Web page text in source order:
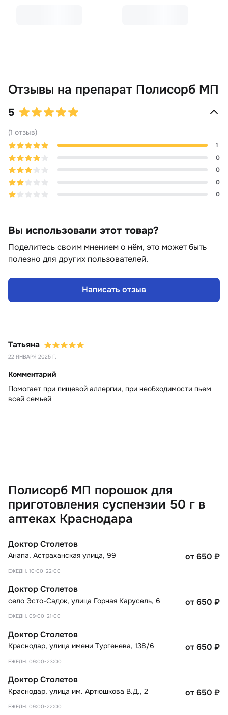
Отзывы на препарат Полисорб МП
Татьяна
22 ЯНВАРЯ 2025 Г.
Комментарий
Помогает при пищевой аллергии, при необходимости пьем
всей семьей
5
(1 отзыв)
1
0
0
0
0
Вы использовали этот товар?
Поделитесь своим мнением о нём, это может быть
полезно для других пользователей.
Написать отзыв
Полисорб МП порошок для
приготовления суспензии 50 г в
аптеках Краснодара
Доктор Столетов
Анапа, Астраханская улица, 99
ЕЖЕДН. 10:00-22:00
от 650 ₽
Доктор Столетов
село Эсто-Садок, улица Горная Карусель, 6
ЕЖЕДН. 09:00-21:00
от 650 ₽
Доктор Столетов
Краснодар, улица имени Тургенева, 138/6
ЕЖЕДН. 09:00-23:00
от 650 ₽
Доктор Столетов
Краснодар, улица им. Артюшкова В.Д., 2
ЕЖЕДН. 09:00-22:00
от 650 ₽